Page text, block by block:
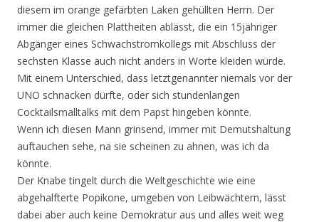
diesem im orange gefärbten Laken gehüllten Herrn. Der
immer die gleichen Plattheiten ablässt, die ein 15jähriger
Abgänger eines Schwachstromkollegs mit Abschluss der
sechsten Klasse auch nicht anders in Worte kleiden würde.
Mit einem Unterschied, dass letztgenannter niemals vor der
UNO schnacken dürfte, oder sich stundenlangen
Cocktailsmalltalks mit dem Papst hingeben könnte.
Wenn ich diesen Mann grinsend, immer mit Demutshaltung
auftauchen sehe, na sie scheinen zu ahnen, was ich da
könnte.
Der Knabe tingelt durch die Weltgeschichte wie eine
abgehalfterte Popikone, umgeben von Leibwächtern, lässt
dabei aber auch keine Demokratur aus und alles weit weg